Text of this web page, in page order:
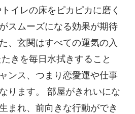
イレの床をピカピカに磨く
スムーズになる効果が期待
、玄関はすべての運気の入
きを毎日水拭きすること
ンス、つまり恋愛運や仕事
ります。 部屋がきれいにな
まれ、前向きな行動ができ